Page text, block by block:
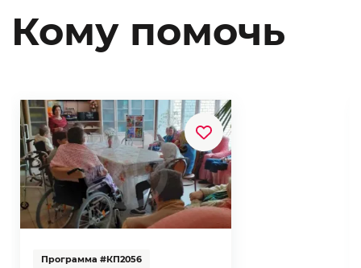
Кому помочь
Программа #КП2056